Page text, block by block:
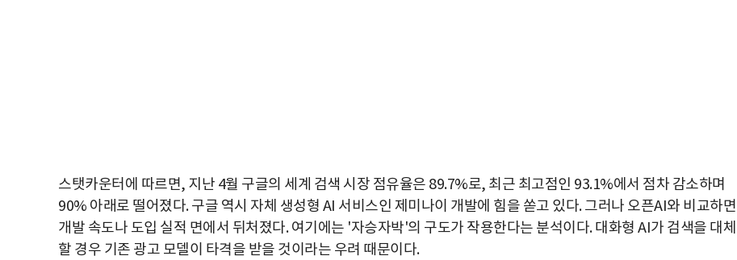
스탯카운터에 따르면, 지난 4월 구글의 세계 검색 시장 점유율은 89.7%로, 최근 최고점인 93.1%에서 점차 감소하며
90% 아래로 떨어졌다. 구글 역시 자체 생성형 AI 서비스인 제미나이 개발에 힘을 쏟고 있다. 그러나 오픈AI와 비교하면
개발 속도나 도입 실적 면에서 뒤처졌다. 여기에는 '자승자박'의 구도가 작용한다는 분석이다. 대화형 AI가 검색을 대체
할 경우 기존 광고 모델이 타격을 받을 것이라는 우려 때문이다.